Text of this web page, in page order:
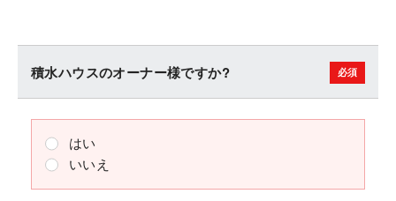
積水ハウスのオーナー様ですか?
はい
いいえ